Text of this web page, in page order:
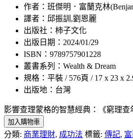
作者：班傑明．富蘭克林
譯者：邱振訓,劉恩麗
出版社：柿子文化
出版日期：2024/01/29
ISBN：9789757901228
叢書系列：Wealth & Dream
規格：平裝 / 576頁 / 17 x 23 x
出版地：台灣
影響查理蒙格的智慧經典：《窮理
加入購物車
分類: 商業理財, 成功法 標籤: 傳記,